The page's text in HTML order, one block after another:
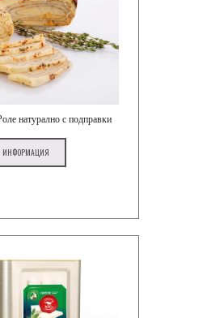
натурално с подправки
ИНФОРМАЦИЯ